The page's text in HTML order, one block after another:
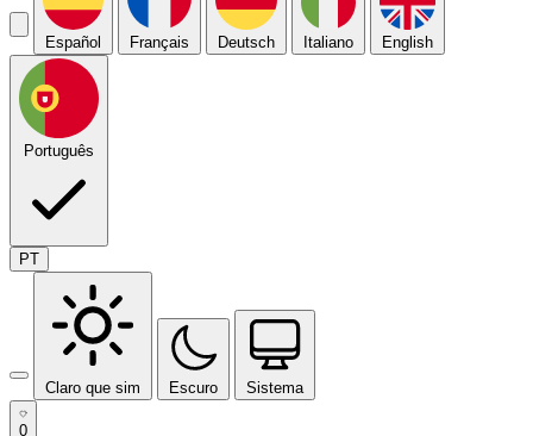
Español Français Deutsch Italiano English
Português
PT
Claro que sim Escuro Sistema
0